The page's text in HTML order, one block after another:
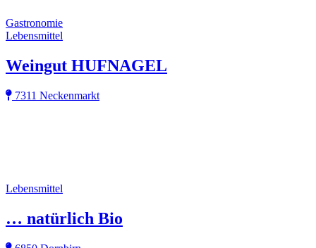
Gastronomie
Lebensmittel
Weingut HUFNAGEL
7311 Neckenmarkt
Lebensmittel
… natürlich Bio